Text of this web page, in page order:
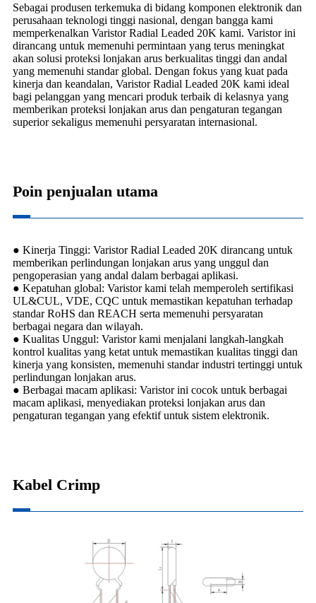
Sebagai produsen terkemuka di bidang komponen elektronik dan
perusahaan teknologi tinggi nasional, dengan bangga kami
memperkenalkan Varistor Radial Leaded 20K kami. Varistor ini
dirancang untuk memenuhi permintaan yang terus meningkat
akan solusi proteksi lonjakan arus berkualitas tinggi dan andal
yang memenuhi standar global. Dengan fokus yang kuat pada
kinerja dan keandalan, Varistor Radial Leaded 20K kami ideal
bagi pelanggan yang mencari produk terbaik di kelasnya yang
memberikan proteksi lonjakan arus dan pengaturan tegangan
superior sekaligus memenuhi persyaratan internasional.
Poin penjualan utama
● Kinerja Tinggi: Varistor Radial Leaded 20K dirancang untuk
memberikan perlindungan lonjakan arus yang unggul dan
pengoperasian yang andal dalam berbagai aplikasi.
● Kepatuhan global: Varistor kami telah memperoleh sertifikasi
UL&CUL, VDE, CQC untuk memastikan kepatuhan terhadap
standar RoHS dan REACH serta memenuhi persyaratan
berbagai negara dan wilayah.
● Kualitas Unggul: Varistor kami menjalani langkah-langkah
kontrol kualitas yang ketat untuk memastikan kualitas tinggi dan
kinerja yang konsisten, memenuhi standar industri tertinggi untuk
perlindungan lonjakan arus.
● Berbagai macam aplikasi: Varistor ini cocok untuk berbagai
macam aplikasi, menyediakan proteksi lonjakan arus dan
pengaturan tegangan yang efektif untuk sistem elektronik.
Kabel Crimp